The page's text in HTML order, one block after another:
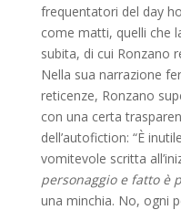
frequentatori del day
come matti, quelli che
subita, di cui Ronzano
Nella sua narrazione
reticenze, Ronzano
con una certa
dell’autofiction: “È
vomitevole scritta
personaggio e fatto è
una minchia. No, ogni